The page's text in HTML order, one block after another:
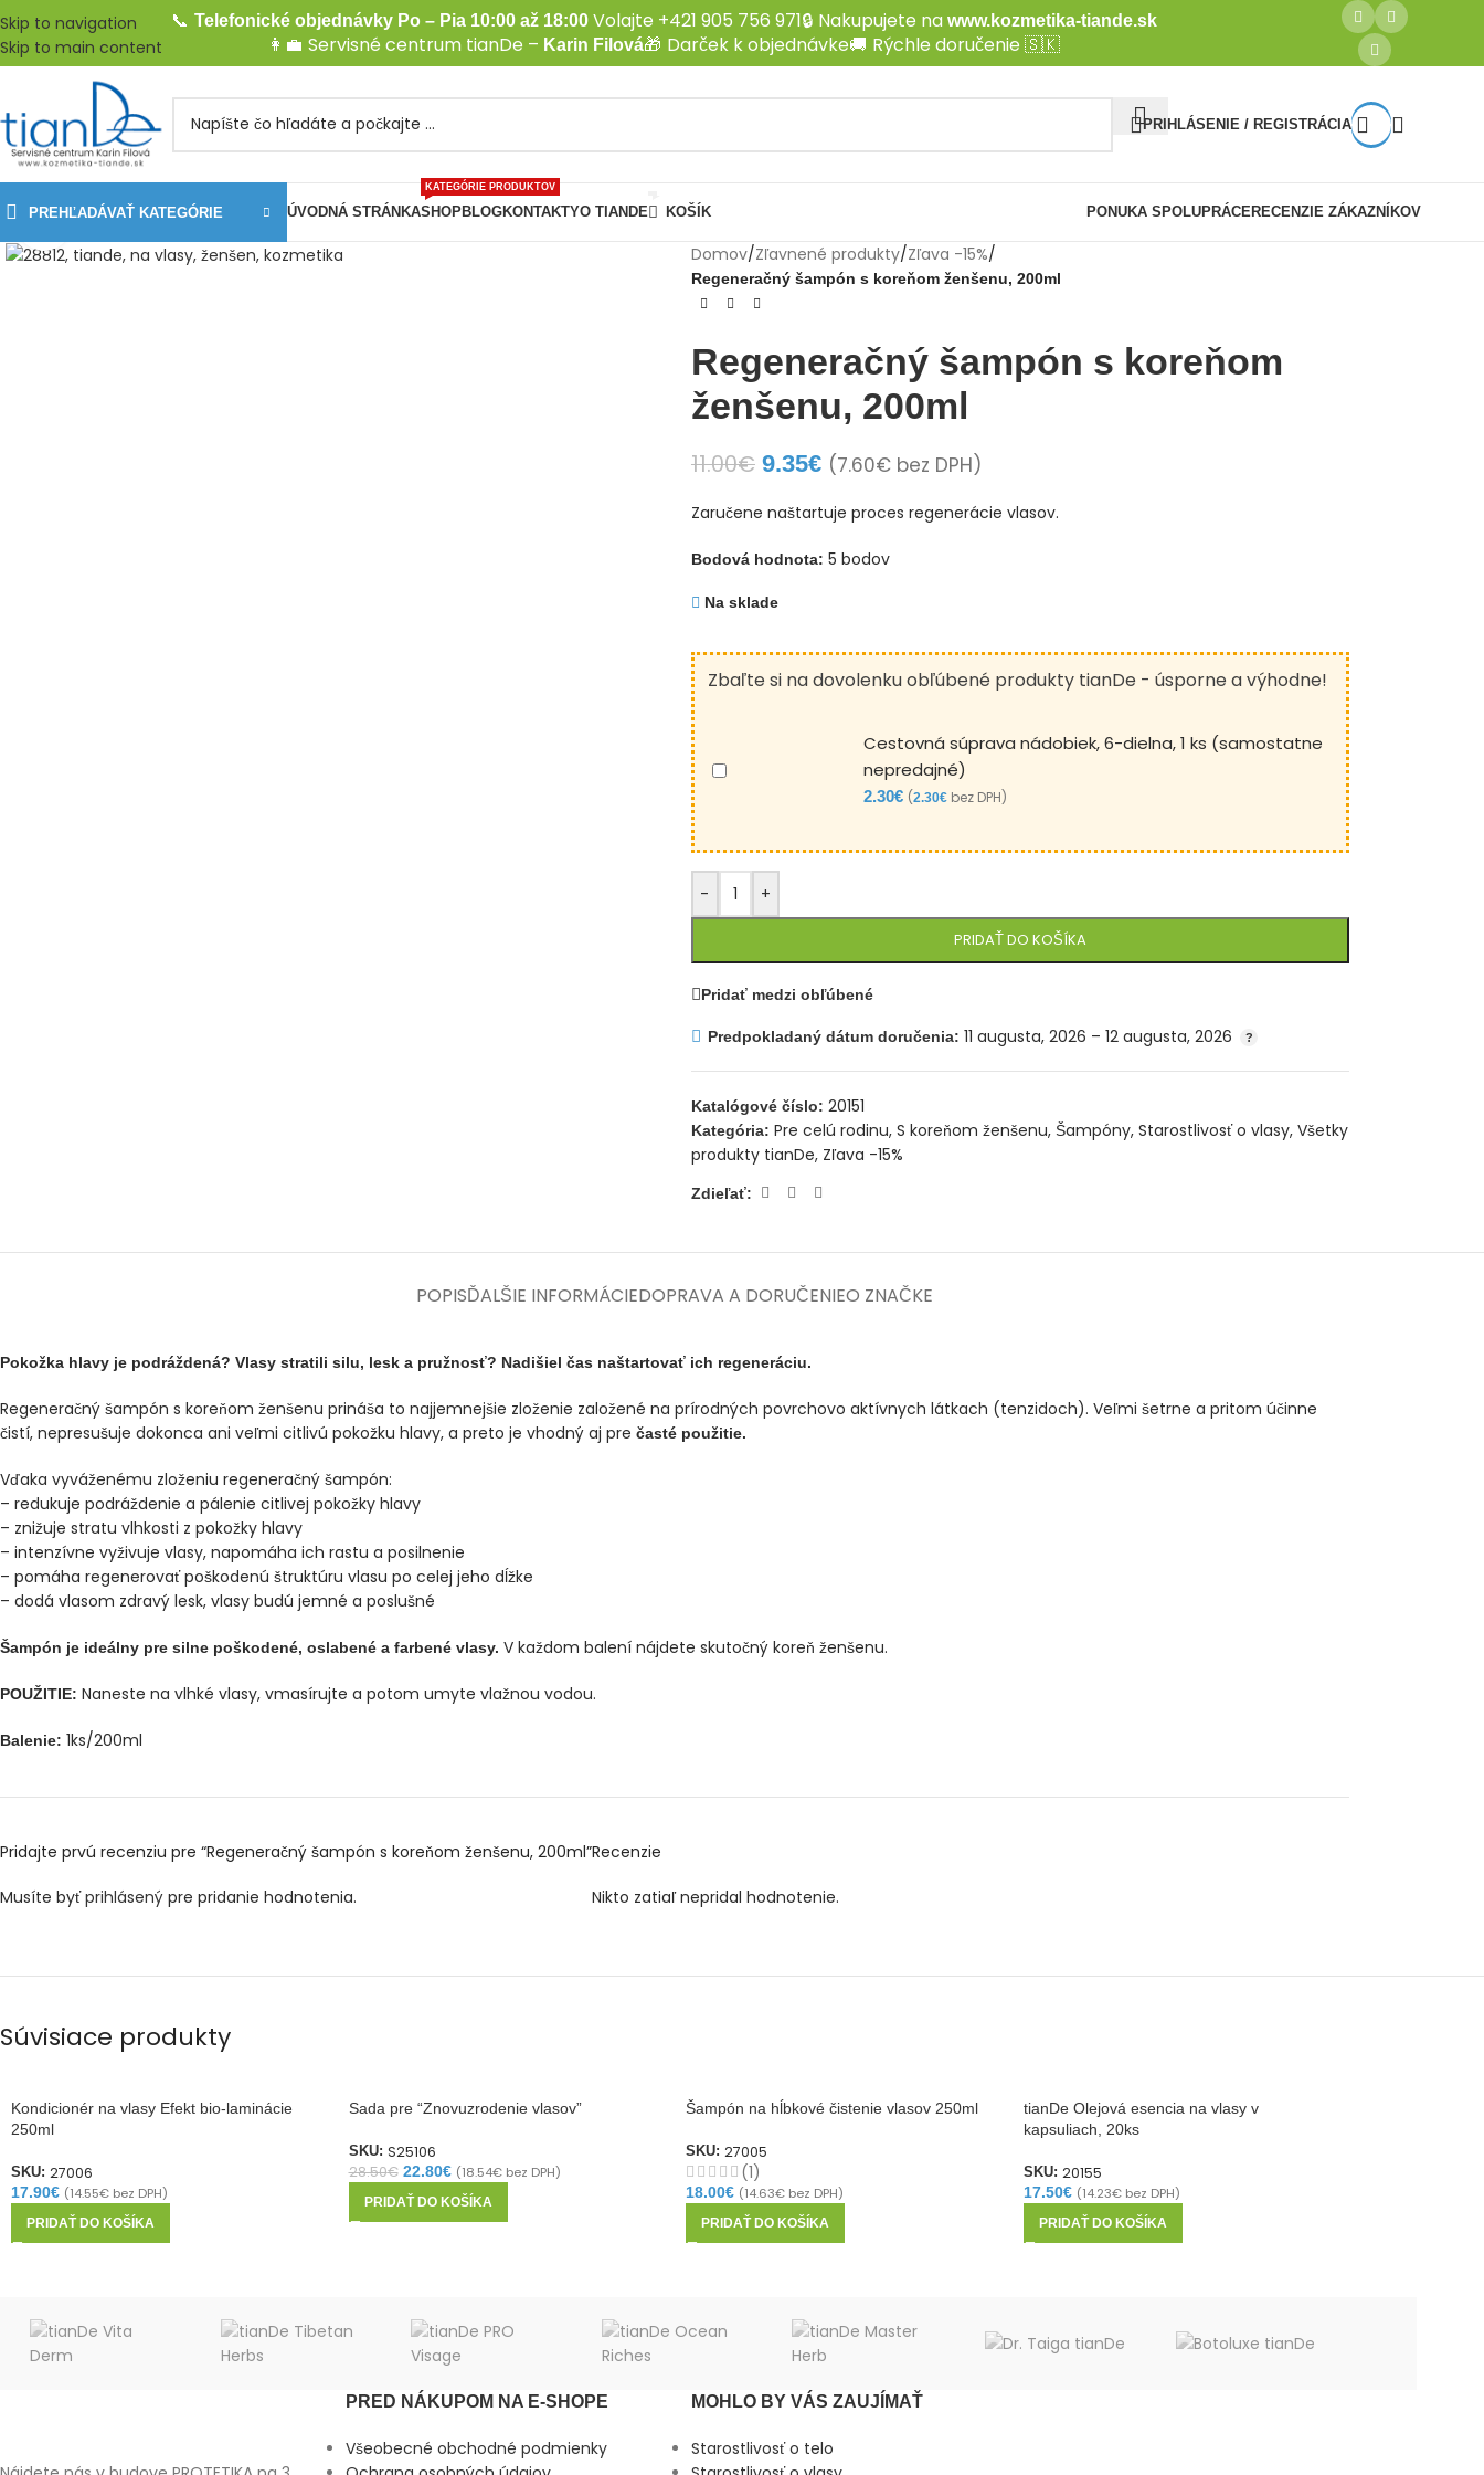
Skip to navigation
Skip to main content
📞 Telefonické objednávky Po – Pia 10:00 až 18:00Volajte +421 905 756 971🔒 Nakupujete na www.kozmetika-tiande.sk
👩‍💼 Servisné centrum tianDe – Karin Filová🎁 Darček k objednávke🚚 Rýchle doručenie 🇸🇰
PRIHLÁSENIE / REGISTRÁCIA
PREHĽADÁVAŤ KATEGÓRIE ÚVODNÁ STRÁNKASHOP
KATEGÓRIE PRODUKTOV
BLOGKONTAKTYO TIANDE KOŠÍK PONUKA SPOLUPRÁCERECENZIE ZÁKAZNÍKOV
Domov/Zľavnené produkty/Zľava -15%/
Regeneračný šampón s koreňom ženšenu, 200ml
Regeneračný šampón s koreňom
ženšenu, 200ml
11.00€ 9.35€ (7.60€bez DPH)
Zaručene naštartuje proces regenerácie vlasov.
Bodová hodnota: 5 bodov
Na sklade
Zbaľte si na dovolenku obľúbené produkty tianDe - úsporne a výhodne!
Cestovná súprava nádobiek, 6-dielna, 1 ks (samostatne
nepredajné)
2.30€ (2.30€bez DPH)
- +
PRIDAŤ DO KOŠÍKA
Pridať medzi obľúbené
Predpokladaný dátum doručenia: 11 augusta, 2026 – 12 augusta, 2026
Katalógové číslo: 20151
Kategória: Pre celú rodinu, S koreňom ženšenu, Šampóny, Starostlivosť o vlasy, Všetky
produkty tianDe, Zľava -15%
Zdieľať:
POPISĎALŠIE INFORMÁCIEDOPRAVA A DORUČENIEO ZNAČKE
Pokožka hlavy je podráždená? Vlasy stratili silu, lesk a pružnosť? Nadišiel čas naštartovať ich regeneráciu.
Regeneračný šampón s koreňom ženšenu prináša to najjemnejšie zloženie založené na prírodných povrchovo aktívnych látkach (tenzidoch). Veľmi šetrne a pritom účinne
čistí, nepresušuje dokonca ani veľmi citlivú pokožku hlavy, a preto je vhodný aj pre časté použitie.
Vďaka vyváženému zloženiu regeneračný šampón:
– redukuje podráždenie a pálenie citlivej pokožky hlavy
– znižuje stratu vlhkosti z pokožky hlavy
– intenzívne vyživuje vlasy, napomáha ich rastu a posilnenie
– pomáha regenerovať poškodenú štruktúru vlasu po celej jeho dĺžke
– dodá vlasom zdravý lesk, vlasy budú jemné a poslušné
Šampón je ideálny pre silne poškodené, oslabené a farbené vlasy. V každom balení nájdete skutočný koreň ženšenu.
POUŽITIE: Naneste na vlhké vlasy, vmasírujte a potom umyte vlažnou vodou.
Balenie: 1ks/200ml
Recenzie
Nikto zatiaľ nepridal hodnotenie.
Pridajte prvú recenziu pre “Regeneračný šampón s koreňom ženšenu, 200ml”
Musíte byťprihlásený pre pridanie hodnotenia.
Súvisiace produkty
Kondicionér na vlasy Efekt bio-laminácie
250ml
SKU: 27006
17.90€ (14.55€ bez DPH)
PRIDAŤ DO KOŠÍKA
Sada pre “Znovuzrodenie vlasov”
SKU: S25106
28.50€ 22.80€ (18.54€bez DPH)
PRIDAŤ DO KOŠÍKA
Šampón na hĺbkové čistenie vlasov 250ml
SKU: 27005
(1)
18.00€ (14.63€ bez DPH)
PRIDAŤ DO KOŠÍKA
tianDe Olejová esencia na vlasy v
kapsuliach, 20ks
SKU: 20155
17.50€ (14.23€bez DPH)
PRIDAŤ DO KOŠÍKA
PRED NÁKUPOM NA E-SHOPE
Všeobecné obchodné podmienky
MOHLO BY VÁS ZAUJÍMAŤ
Starostlivosť o telo